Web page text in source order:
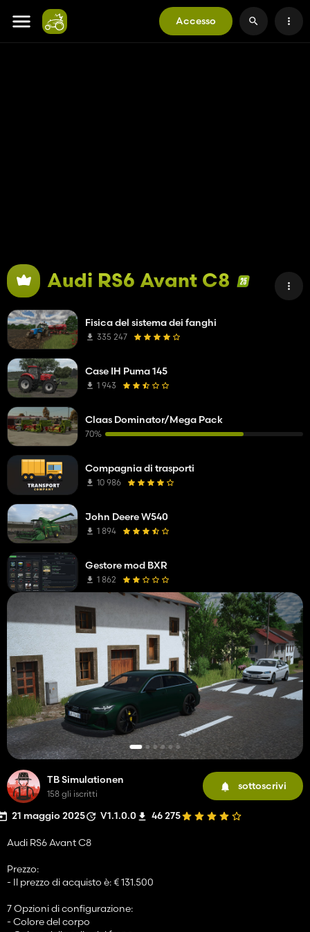
Accesso
Audi RS6 Avant C8
TB Simulationen
158 gli iscritti
sottoscrivi
21 maggio 2025 V1.1.0.0 46 275
Audi RS6 Avant C8
Prezzo:
- Il prezzo di acquisto è: € 131.500
7 Opzioni di configurazione:
- Colore del corpo
Fisica del sistema dei fanghi
335 247
Case IH Puma 145
1 943
Claas Dominator/Mega Pack
70%
Compagnia di trasporti
10 986
John Deere W540
1 894
Gestore mod BXR
1 862